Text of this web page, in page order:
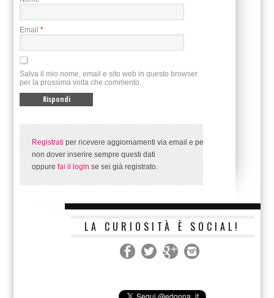
Email *
Salva il mio nome, email e sito web in questo browser
per la prossima volta che commento.
Registratiper ricevere aggiornamenti via email e per
non dover inserire sempre questi dati
oppurefai il loginse sei già registrato.
LA CURIOSITÀ È SOCIAL!